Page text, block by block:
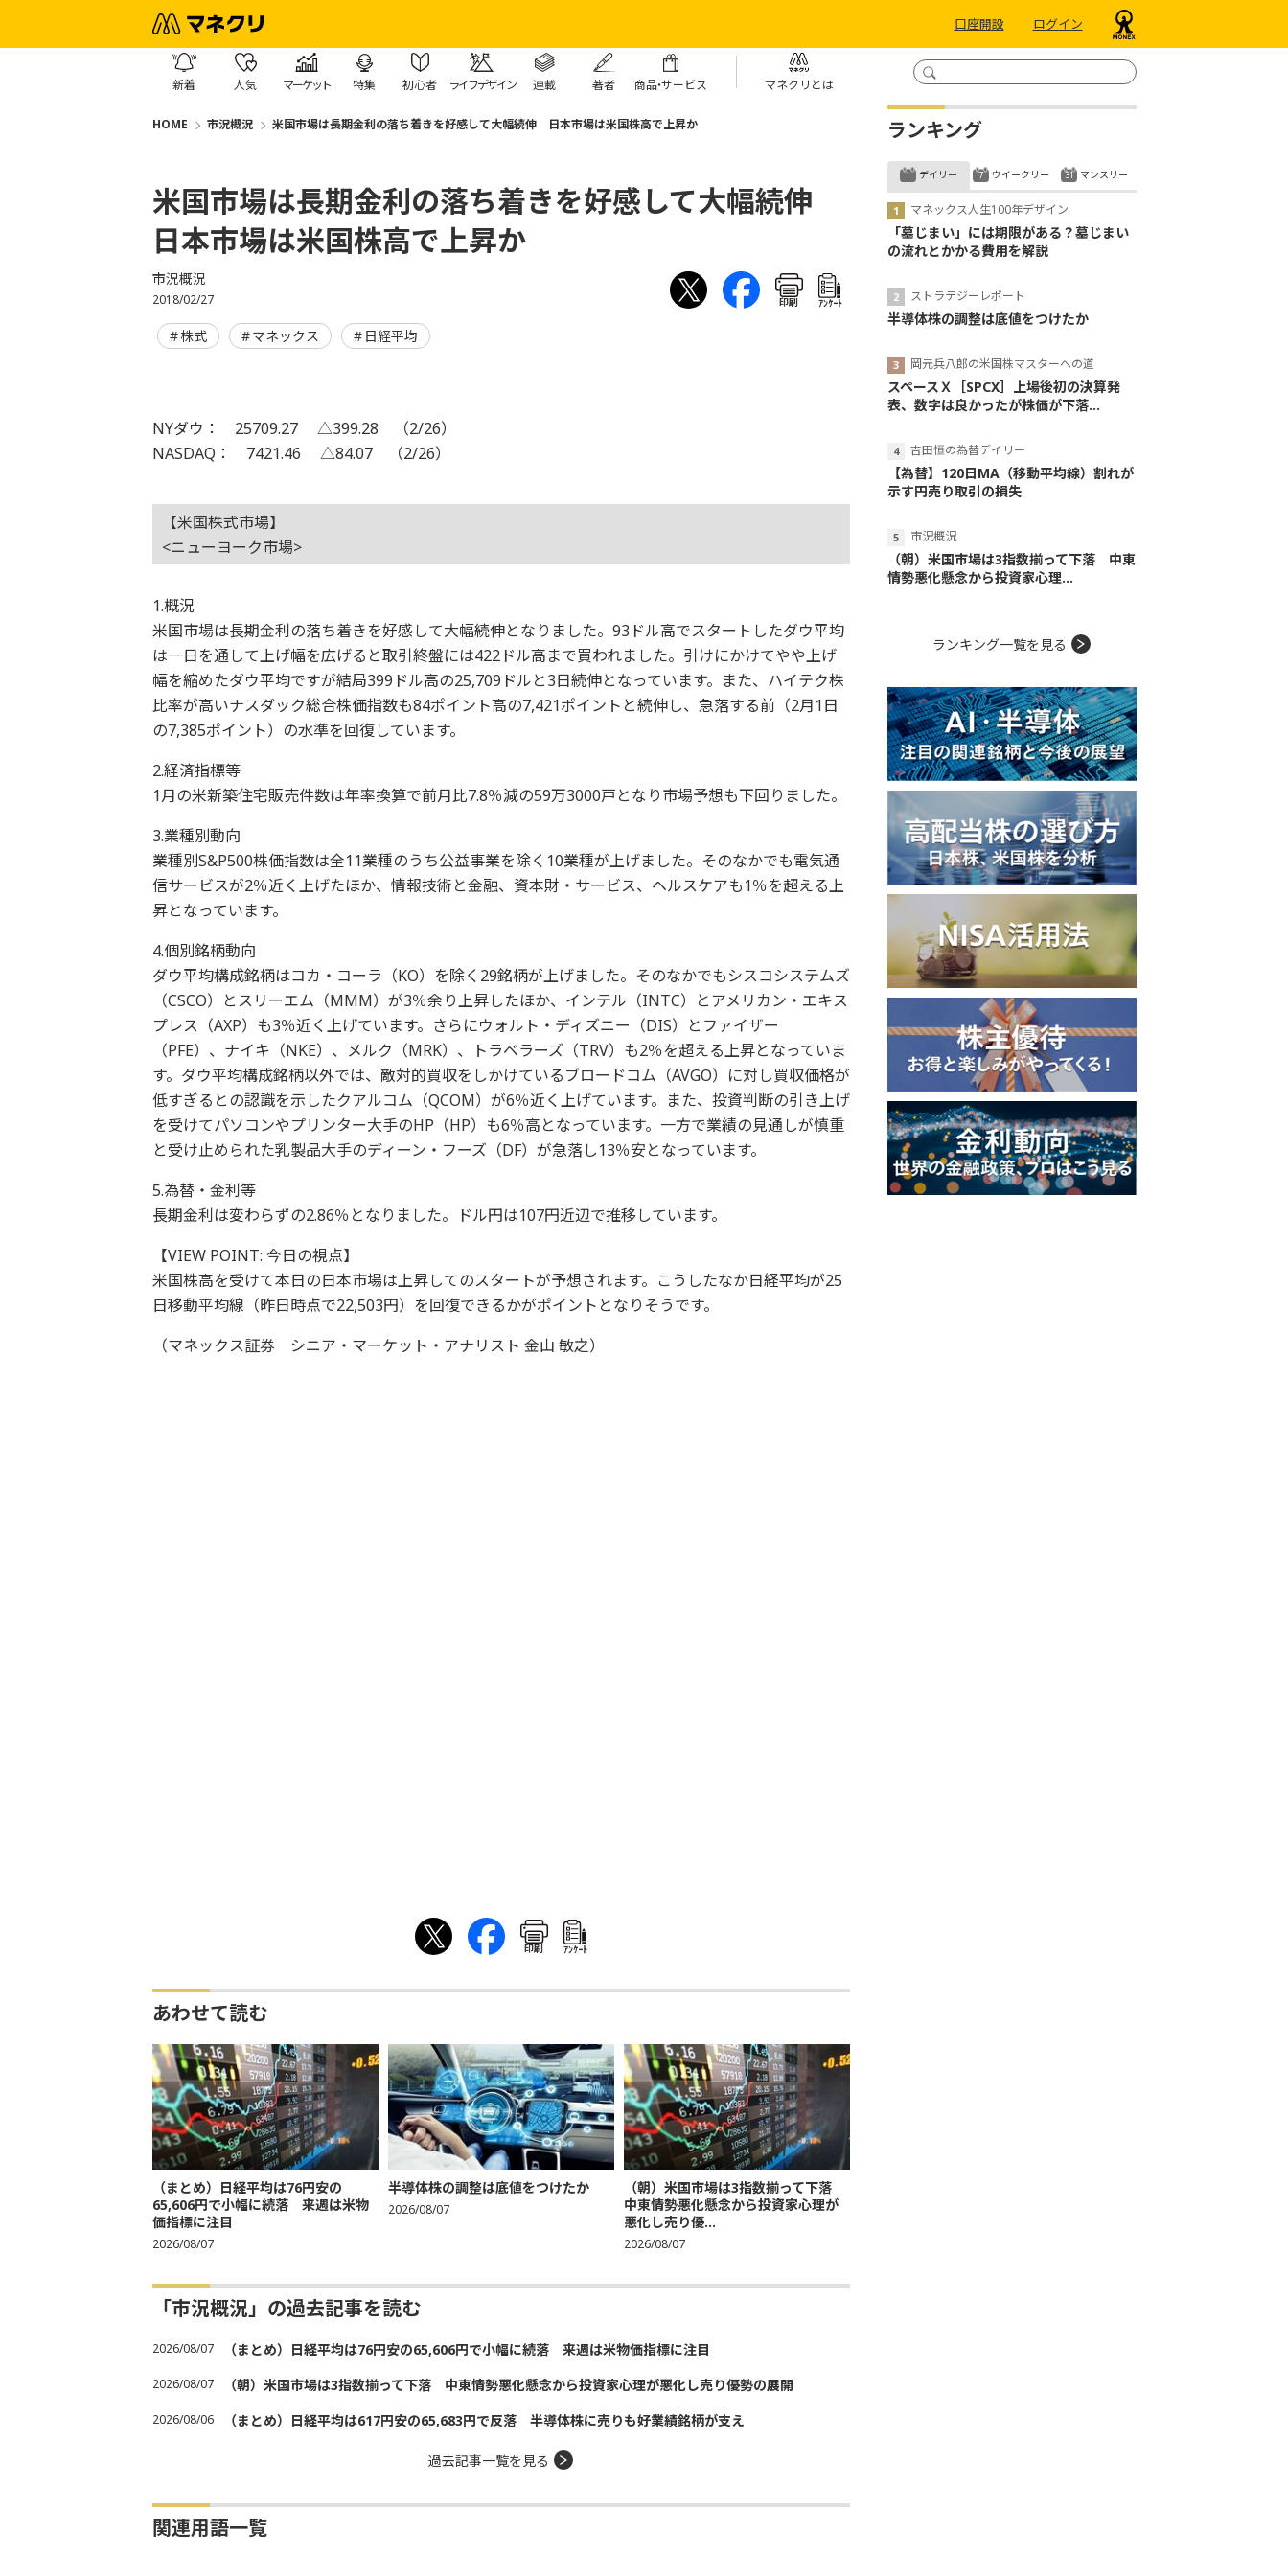
口座開設 ログイン
新着 人気 マーケット 特集 初心者 ライフデザイン 連載 著者 商品・サービス マネクリとは
HOME 市況概況 米国市場は長期金利の落ち着きを好感して大幅続伸 日本市場は米国株高で上昇か
米国市場は長期金利の落ち着きを好感して大幅続伸
日本市場は米国株高で上昇か
市況概況
2018/02/27 印刷 ｱﾝｹｰﾄ
株式 マネックス 日経平均
NYダウ： 25709.27 △399.28 （2/26）
NASDAQ： 7421.46 △84.07 （2/26）
【米国株式市場】
<ニューヨーク市場>
1.概況
米国市場は長期金利の落ち着きを好感して大幅続伸となりました。93ドル高でスタートしたダウ平均
は一日を通して上げ幅を広げると取引終盤には422ドル高まで買われました。引けにかけてやや上げ
幅を縮めたダウ平均ですが結局399ドル高の25,709ドルと3日続伸となっています。また、ハイテク株
比率が高いナスダック総合株価指数も84ポイント高の7,421ポイントと続伸し、急落する前（2月1日
の7,385ポイント）の水準を回復しています。
2.経済指標等
1月の米新築住宅販売件数は年率換算で前月比7.8％減の59万3000戸となり市場予想も下回りました。
3.業種別動向
業種別S&P500株価指数は全11業種のうち公益事業を除く10業種が上げました。そのなかでも電気通
信サービスが2％近く上げたほか、情報技術と金融、資本財・サービス、ヘルスケアも1％を超える上
昇となっています。
4.個別銘柄動向
ダウ平均構成銘柄はコカ・コーラ（KO）を除く29銘柄が上げました。そのなかでもシスコシステムズ
（CSCO）とスリーエム（MMM）が3％余り上昇したほか、インテル（INTC）とアメリカン・エキス
プレス（AXP）も3％近く上げています。さらにウォルト・ディズニー（DIS）とファイザー
（PFE）、ナイキ（NKE）、メルク（MRK）、トラベラーズ（TRV）も2％を超える上昇となっていま
す。ダウ平均構成銘柄以外では、敵対的買収をしかけているブロードコム（AVGO）に対し買収価格が
低すぎるとの認識を示したクアルコム（QCOM）が6％近く上げています。また、投資判断の引き上げ
を受けてパソコンやプリンター大手のHP（HP）も6％高となっています。一方で業績の見通しが慎重
と受け止められた乳製品大手のディーン・フーズ（DF）が急落し13％安となっています。
5.為替・金利等
長期金利は変わらずの2.86％となりました。ドル円は107円近辺で推移しています。
【VIEW POINT: 今日の視点】
米国株高を受けて本日の日本市場は上昇してのスタートが予想されます。こうしたなか日経平均が25
日移動平均線（昨日時点で22,503円）を回復できるかがポイントとなりそうです。
（マネックス証券 シニア・マーケット・アナリスト 金山 敏之）
印刷 ｱﾝｹｰﾄ
あわせて読む
（まとめ）日経平均は76円安の
65,606円で小幅に続落 来週は米物
価指標に注目
2026/08/07
半導体株の調整は底値をつけたか
2026/08/07
（朝）米国市場は3指数揃って下落
中東情勢悪化懸念から投資家心理が
悪化し売り優...
2026/08/07
「市況概況」の過去記事を読む
2026/08/07 （まとめ）日経平均は76円安の65,606円で小幅に続落 来週は米物価指標に注目
2026/08/07 （朝）米国市場は3指数揃って下落 中東情勢悪化懸念から投資家心理が悪化し売り優勢の展開
2026/08/06 （まとめ）日経平均は617円安の65,683円で反落 半導体株に売りも好業績銘柄が支え
過去記事一覧を見る
関連用語一覧
ランキング
デイリー
マネックス人生100年デザイン
「墓じまい」には期限がある？墓じまい
の流れとかかる費用を解説
ストラテジーレポート
半導体株の調整は底値をつけたか
岡元兵八郎の米国株マスターへの道
スペースＸ［SPCX］上場後初の決算発
表、数字は良かったが株価が下落...
吉田恒の為替デイリー
【為替】120日MA（移動平均線）割れが
示す円売り取引の損失
市況概況
（朝）米国市場は3指数揃って下落 中東
情勢悪化懸念から投資家心理...
ウイークリー マンスリー
ランキング一覧を見る